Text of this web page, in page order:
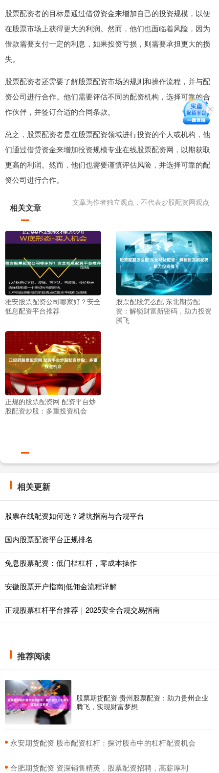
股票配资者的目标是通过借贷资金来增加自己的投资规模，以便
在股票市场上获得更大的利润。然而，他们也面临着风险，因为
借款需要支付一定的利息，如果投资亏损，则需要承担更大的损
失。
股票配资者还需要了解股票配资市场的规则和操作流程，并与配
资公司进行合作。他们需要评估不同的配资机构，选择可靠的合
作伙伴，并签订合适的合同条款。
总之，股票配资者是在股票配资领域进行投资的个人或机构，他
们通过借贷资金来增加投资规模专业在线股票配资网，以期获取
更高的利润。然而，他们也需要谨慎评估风险，并选择可靠的配
资公司进行合作。
文章为作者独立观点，不代表炒股配资网观点
相关文章
雅安股票配资公司哪家好？安全
低息配资平台推荐
股票配股怎么配 东北期货配
资：解锁财富新密码，助力投资
腾飞
正规的股票配资网 配资平台炒
股配资炒股：多重投资机会
相关更新
股票在线配资如何选？避坑指南与合规平台
国内股票配资平台正规排名
免息股票配资：低门槛杠杆，零成本操作
安徽股票开户指南|低佣金流程详解
正规股票杠杆平台推荐｜2025安全合规交易指南
推荐阅读
股票期货配资 贵州股票配资：助力贵州企业
腾飞，实现财富梦想
​永安期货配资 股市配资杠杆：探讨股市中的杠杆配资机会
​合肥期货配资 资深销售精英，股票配资招聘，高薪厚利